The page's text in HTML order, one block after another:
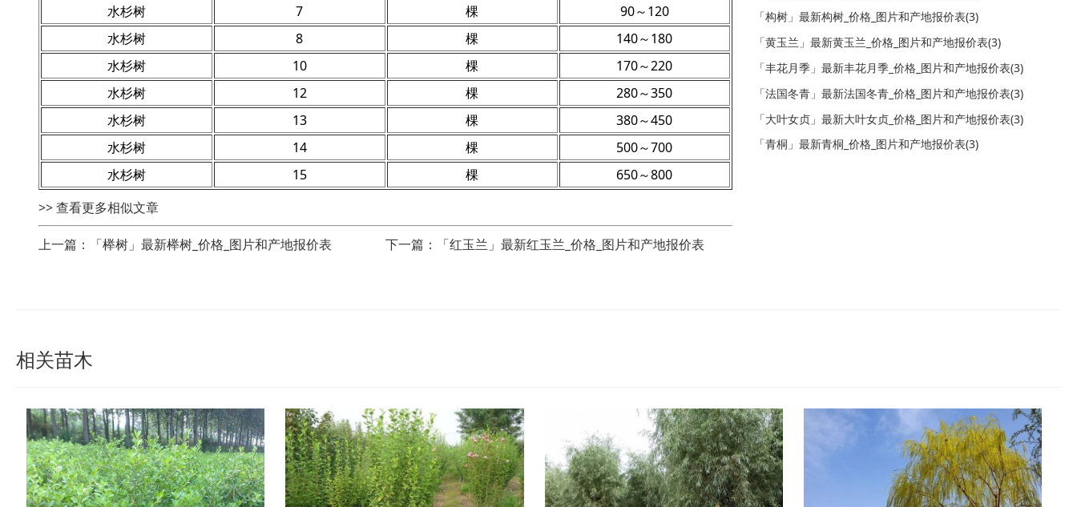
水杉树
7 棵
90～120
水杉树
8 棵
140～180
水杉树
10 棵
170～220
水杉树
12 棵
280～350
水杉树
13 棵
380～450
水杉树
14 棵
500～700
水杉树
15 棵
650～800
>> 查看更多相似文章
上一篇：「榉树」最新榉树_价格_图片和产地报价表 下一篇：「红玉兰」最新红玉兰_价格_图片和产地报价表
「构树」最新构树_价格_图片和产地报价表(3)
「黄玉兰」最新黄玉兰_价格_图片和产地报价表(3)
「丰花月季」最新丰花月季_价格_图片和产地报价表(3)
「法国冬青」最新法国冬青_价格_图片和产地报价表(3)
「大叶女贞」最新大叶女贞_价格_图片和产地报价表(3)
「青桐」最新青桐_价格_图片和产地报价表(3)
相关苗木